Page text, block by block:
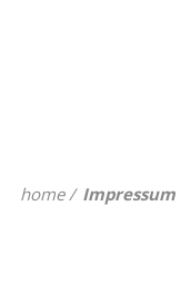
home Impressum